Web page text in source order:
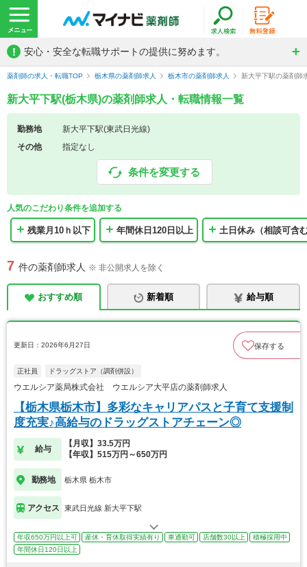
! 安心・安全な転職サポートの提供に努めます。
薬剤師の求人・転職TOP 栃木県の薬剤師求人 栃木市の薬剤師求人 新大平下駅の薬剤師
新大平下駅(栃木県)の薬剤師求人・転職情報一覧
勤務地
新大平下駅(東武日光線)
その他
指定なし
条件を変更する
人気のこだわり条件を追加する
残業月10ｈ以下 年間休日120日以上 土日休み（相談可含
7 件の薬剤師求人 ※ 非公開求人を除く
おすすめ順 新着順 給与順
更新日：2026年6月27日 保存する
正社員 ドラッグストア（調剤併設）
ウエルシア薬局株式会社 ウエルシア大平店の薬剤師求人
【栃木県栃木市】多彩なキャリアパスと子育て支援制
度充実♪高給与のドラッグストアチェーン◎
給与
【月収】33.5万円
【年収】515万円～650万円
勤務地 栃木県 栃木市
アクセス 東武日光線 新大平下駅
年収650万円以上可 産休・育休取得実績有り 車通勤可 店舗数30以上
積極採用中
年間休日120日以上